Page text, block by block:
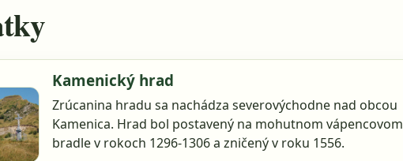
Kamenický hrad
Zrúcanina hradu sa nachádza severovýchodne nad obcou
Kamenica. Hrad bol postavený na mohutnom vápencovom
bradle v rokoch 1296-1306 a zničený v roku 1556.